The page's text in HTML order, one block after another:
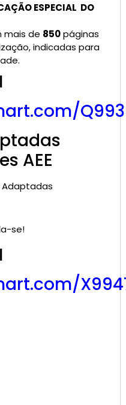
ESPECIAL DO
mais de 850páginas
indicadas para
AEE
Adaptadas
se!